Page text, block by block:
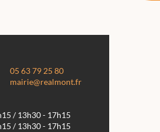
05 63 79 25 80
mairie@realmont.fr
/ 13h30 - 17h15
/ 13h30 - 17h15